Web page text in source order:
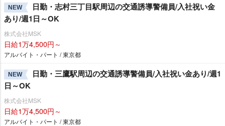
NEW
日勤・志村三丁目駅周辺の交通誘導警備員/入社祝い金
あり/週1日～OK
株式会社MSK
日給1万4,500円～
アルバイト・パート / 東京都
NEW
日勤・三鷹駅周辺の交通誘導警備員/入社祝い金あり/週1
日～OK
株式会社MSK
日給1万4,500円～
アルバイト・パート / 東京都